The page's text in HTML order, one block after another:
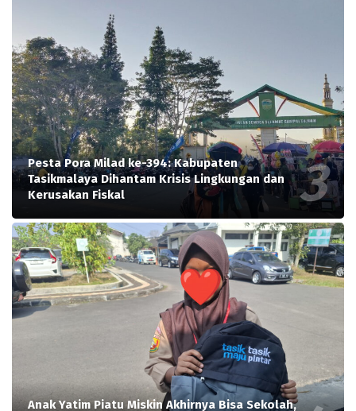
Pesta Pora Milad ke-394: Kabupaten
Tasikmalaya Dihantam Krisis Lingkungan dan
Kerusakan Fiskal
Anak Yatim Piatu Miskin Akhirnya Bisa Sekolah,